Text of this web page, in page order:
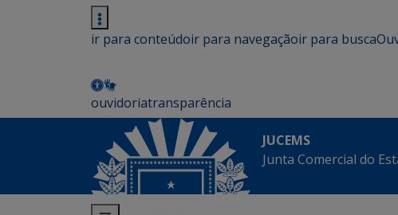
ir para conteúdoir para navegaçãoir para busca
ouvidoriatransparência
JUCEMS
Junta Comercial do